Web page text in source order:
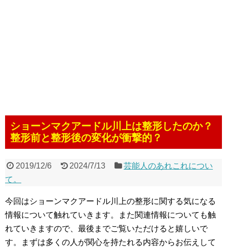
ショーンマクアードル川上は整形したのか？
整形前と整形後の変化が衝撃的？
2019/12/6 2024/7/13
芸能人のあれこれについ
て。
今回はショーンマクアードル川上の整形に関する気になる
情報について触れていきます。また関連情報についても触
れていきますので、最後までご覧いただけると嬉しいで
す。まずは多くの人が関心を持たれる内容からお伝えして